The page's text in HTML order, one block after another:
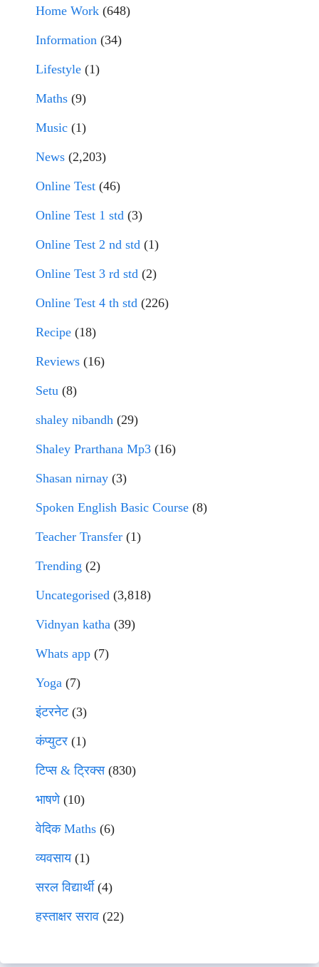
Home Work (648)
Information (34)
Lifestyle (1)
Maths (9)
Music (1)
News (2,203)
Online Test (46)
Online Test 1 std (3)
Online Test 2 nd std (1)
Online Test 3 rd std (2)
Online Test 4 th std (226)
Recipe (18)
Reviews (16)
Setu (8)
shaley nibandh (29)
Shaley Prarthana Mp3 (16)
Shasan nirnay (3)
Spoken English Basic Course (8)
Teacher Transfer (1)
Trending (2)
Uncategorised (3,818)
Vidnyan katha (39)
Whats app (7)
Yoga (7)
इंटरनेट(3)
कंप्युटर (1)
टिप्स & ट्रिक्स(830)
भाषणे(10)
वेदिक Maths (6)
व्यवसाय(1)
सरल विद्यार्थी(4)
हस्ताक्षर सराव (22)